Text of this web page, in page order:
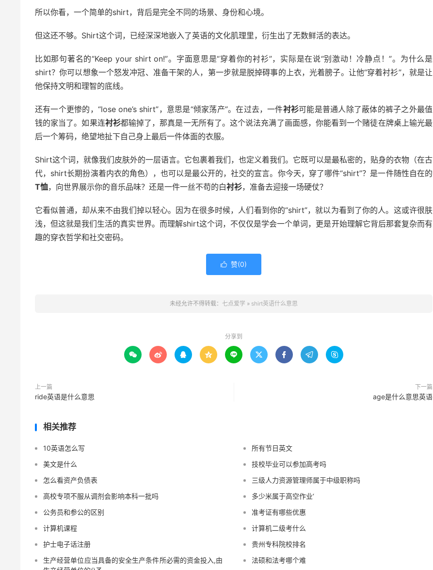
所以你看，一个简单的shirt，背后是完全不同的场景、身份和心境。
但这还不够。Shirt这个词，已经深深地嵌入了英语的文化肌理里，衍生出了无数鲜活的表达。
比如那句著名的“Keep your shirt on!”。字面意思是“穿着你的衬衫”，实际是在说“别激动！冷静点！”。为什么是
shirt？你可以想象一个怒发冲冠、准备干架的人，第一步就是脱掉碍事的上衣，光着膀子。让他“穿着衬衫”，就是让
他保持文明和理智的底线。
还有一个更惨的，“lose one’s shirt”，意思是“倾家荡产”。在过去，一件衬衫可能是普通人除了蔽体的裤子之外最值
钱的家当了。如果连衬衫都输掉了，那真是一无所有了。这个说法充满了画面感，你能看到一个赌徒在牌桌上输光最
后一个筹码，绝望地扯下自己身上最后一件体面的衣服。
Shirt这个词，就像我们皮肤外的一层语言。它包裹着我们，也定义着我们。它既可以是最私密的，贴身的衣物（在古
代，shirt长期扮演着内衣的角色），也可以是最公开的，社交的宣言。你今天，穿了哪件“shirt”？是一件随性自在的
T恤，向世界展示你的音乐品味？还是一件一丝不苟的白衬衫，准备去迎接一场硬仗？
它看似普通，却从来不由我们掉以轻心。因为在很多时候，人们看到你的“shirt”，就以为看到了你的人。这或许很肤
浅，但这就是我们生活的真实世界。而理解shirt这个词，不仅仅是学会一个单词，更是开始理解它背后那套复杂而有
趣的穿衣哲学和社交密码。
 赞(0)
未经允许不得转载： 七点爱学 » shirt英语什么意思
分享到
        
上一篇
ride英语是什么意思
下一篇
age是什么意思英语
相关推荐
10英语怎么写
所有节日英文
美文是什么
技校毕业可以参加高考吗
怎么看资产负债表
三级人力资源管理师属于中级职称吗
高校专项不服从调剂会影响本科一批吗
多少米属于高空作业‘
公务员和参公的区别
准考证有哪些优惠
计算机课程
计算机二级考什么
护士电子话注册
贵州专科院校排名
生产经营单位应当具备的安全生产条件所必需的资金投入,由
法硕和法考哪个难